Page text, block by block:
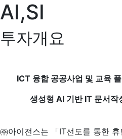
AI,SI
투자개요
ICT 융합 공공사업 및 교육
생성형 AI 기반 IT 문서작
㈜아이전스는 「IT선도를 통한